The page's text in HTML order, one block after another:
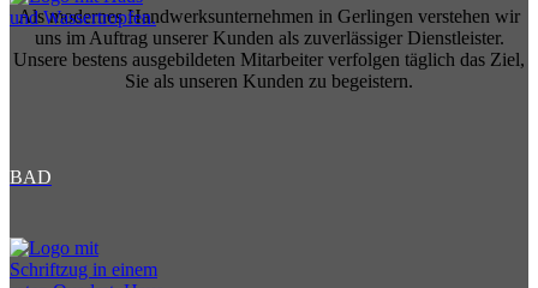
Als modernes Handwerksunternehmen in Gerlingen verstehen wir
uns im Auftrag unserer Kunden als zuverlässiger Dienstleister.
Unsere bestens ausgebildeten Mitarbeiter verfolgen täglich das Ziel,
Sie als unseren Kunden zu begeistern.
BAD